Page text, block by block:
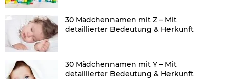
30 Mädchennamen mit Z – Mit
detaillierter Bedeutung & Herkunft
30 Mädchennamen mit Y – Mit
detaillierter Bedeutung & Herkunft